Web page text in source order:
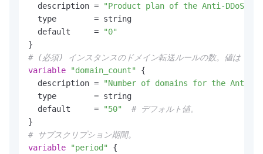
  description =
"Product plan of the Anti-DDoS
  type        = string
  default     =
"0"
# (必須) インスタンスのドメイン転送ルールの数。値は 50
variable
"domain_count"
{
  description =
"Number of domains for the Anti-
  type        = string
  default     =
"50"
# デフォルト値。
# サブスクリプション期間。
variable
"period"
{